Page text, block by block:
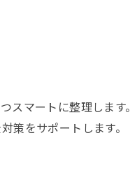
マートに整理します。
策をサポートします。